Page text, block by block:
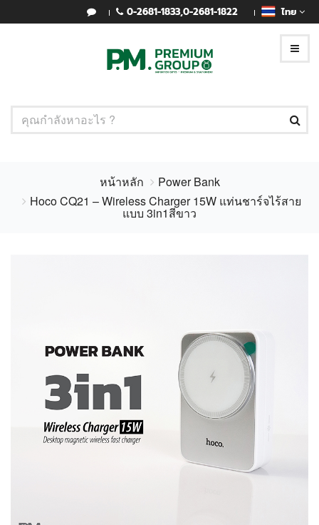
0-2681-1833,0-2681-1822 ไทย
หน้าหลัก
Power Bank
Hoco CQ21 – Wireless Charger 15W แท่นชาร์จไร้สาย
แบบ 3in1สีขาว